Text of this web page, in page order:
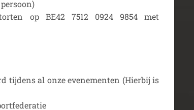
op BE42 7512 0924 9854 met
tijdens al onze evenementen (Hierbij is